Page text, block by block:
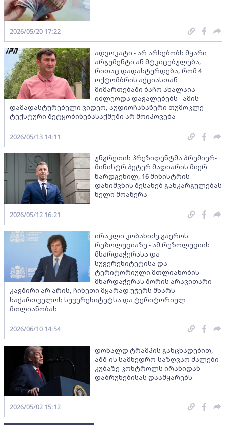
2026/05/20 17:22
ადვოკატი - არ არსებობს მყარი
არგუმენტი ან მტკიცებულება,
რითაც დადასტურდება, რომ 4
ოქტომბრის აქციასთან
მიმართებაში ბაჩო ახალაია
იძლეოდა დავალებებს - ამის
დამადასტურებელი ვიდეო, აუდიოჩანაწერი თუმოკლე
ტექსტური შეტყობინებასაქმეში არ მოიპოვება
2026/05/13 14:11
უნგრეთის პრეზიდენტმა პრემიერ-
მინისტრ პეტერ მადიარის მიერ
წარდგენილ, 16 მინისტრის
დანიშვნის შესახებ განკარგულებას
ხელი მოაწერა
2026/05/12 16:21
ირაკლი კობახიძე გაეროს
რეზოლუციაზე - ამ რეზოლუციის
მხარდაჭერასა და
სუვერენიტეტისა და
ტერიტორიული მთლიანობის
მხარდაჭერას შორის არავითარი
კავშირი არ არის, ჩინეთი მყარად უჭერს მხარს
საქართველოს სუვერენიტეტსა და ტერიტორიულ
მთლიანობას
2026/06/10 14:54
დონალდ ტრამპის განცხადებით,
აშშ-ის სამხედრო-საზღვაო ძალები
კუბაზე კონტროლს ირანიდან
დაბრუნებისას დაამყარებს
2026/05/02 15:12